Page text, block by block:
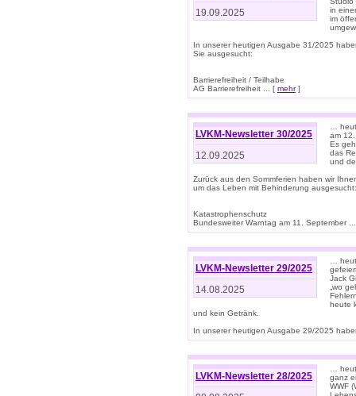
19.09.2025
in
im
In unserer heutigen Ausgabe 31/2025
Sie ausgesucht:
Barrierefreiheit / Teilhabe
AG Barrierefreiheit ... [ mehr]
LVKM-Newsletter 30/2025
12.09.2025
…
am
Es
das
und
Zurück aus den Sommferien haben wir
um das Leben mit Behinderung ausgesucht:
Katastrophenschutz
Bundesweiter Warntag am 11. September
LVKM-Newsletter 29/2025
14.08.2025
…
Jack
„wo
heute
und kein Getränk.
In unserer heutigen Ausgabe 29/2025
LVKM-Newsletter 28/2025
…
ganz
WWF